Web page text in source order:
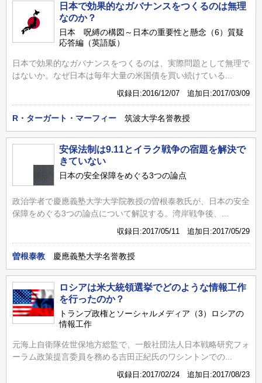
日本で効果的なガバナンスをつくるのは無理
なのか？
日本 呪縛の構図～日本の重要性と懸念（6）質疑
応答編（英語版）
日本で効果的なガバナンスをつくるのは、実際問題として無理で
はないか。なぜ日本は毎年大量の米国債を買い続けている...
収録日:2016/12/07 追加日:2017/03/09
R・ターガート・マーフィー 筑波大学名誉教授
安保法制は9.11とイラク戦争の宿題を解決で
きていない
日本の安全保障をめぐる3つの論点
政治学者で慶應義塾大学大学院教授の曽根泰教氏が、日本の安全
保障をめぐる3つの論点について解説する。湾岸戦争後、...
収録日:2017/05/11 追加日:2017/05/29
曽根泰教 慶應義塾大学名誉教授
ロシアは米大統領選挙でどのような情報工作
を行ったのか？
トランプ政権とソーシャルメディア（3）ロシアの
情報工作
元海上自衛隊佐世保地方総監で、一般社団法人日本戦略研究フォ
ーラム政策提言委員を務める吉田正紀氏のワシントンでの...
収録日:2017/02/24 追加日:2017/08/23